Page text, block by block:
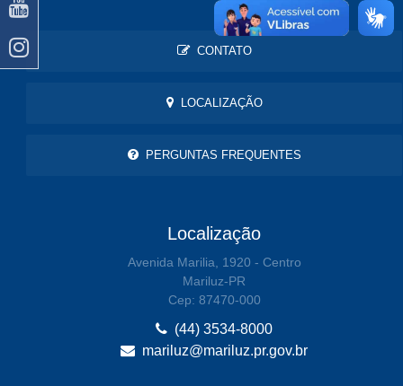
CONTATO
LOCALIZAÇÃO
PERGUNTAS FREQUENTES
Localização
Avenida Marilia, 1920 - Centro
Mariluz-PR
Cep: 87470-000
(44) 3534-8000
mariluz@mariluz.pr.gov.br